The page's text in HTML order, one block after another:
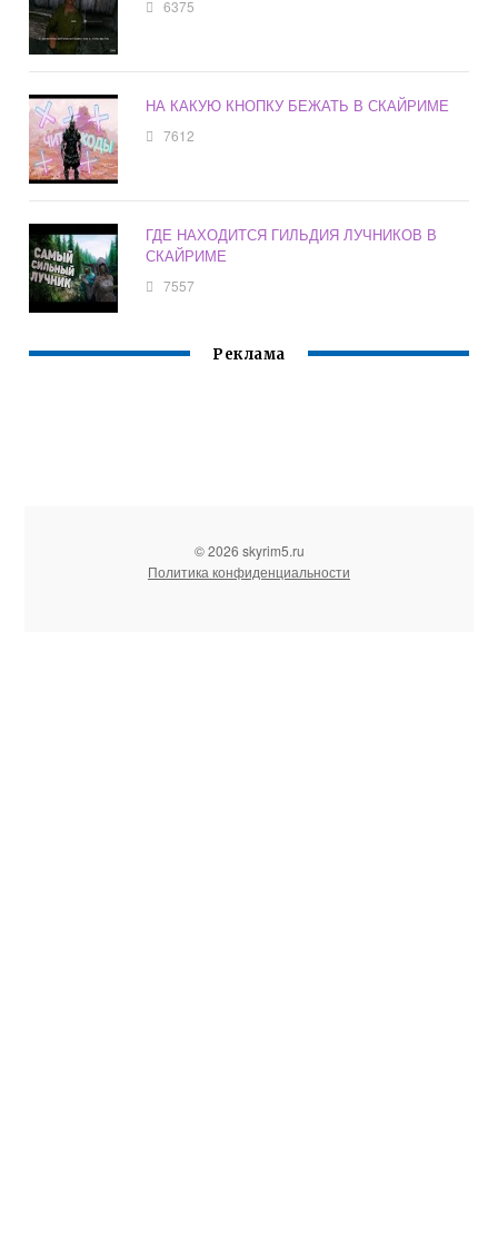
6375
НА КАКУЮ КНОПКУ БЕЖАТЬ В СКАЙРИМЕ
7612
ГДЕ НАХОДИТСЯ ГИЛЬДИЯ ЛУЧНИКОВ В
СКАЙРИМЕ
7557
Реклама
© 2026 skyrim5.ru
Политика конфиденциальности